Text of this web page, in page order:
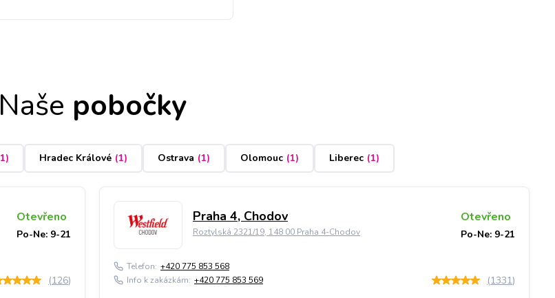
Naše pobočky
1) Hradec Králové (1) Ostrava (1) Olomouc (1) Liberec (1)
Otevřeno
Po-Ne: 9-21
(126)
Praha 4, Chodov
Roztylská 2321/19, 148 00 Praha 4-Chodov
Otevřeno
Po-Ne: 9-21
Telefon: +420 775 853 568
Info k zakázkám: +420 775 853 569 (1331)